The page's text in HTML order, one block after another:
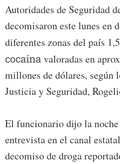
Autoridades de Seguridad
decomisaron este lunes en
diferentes zonas del país 1,5
cocaína valoradas en
millones de dólares,
Justicia y Seguridad,
El funcionario dijo la
entrevista en el canal
decomiso de droga